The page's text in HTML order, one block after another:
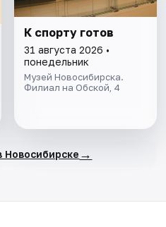
К спорту готов
31 августа 2026 •
понедельник
Музей Новосибирска.
Филиал на Обской, 4
Новосибирске →